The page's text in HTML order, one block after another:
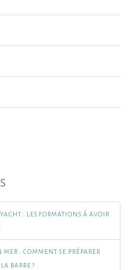
: les formations à avoir
mer : comment se préparer
barre ?